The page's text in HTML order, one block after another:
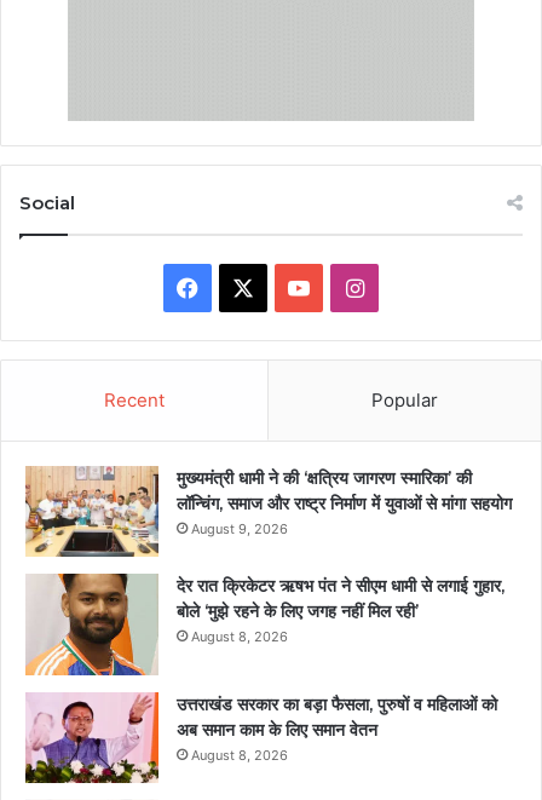
Social
Facebook YouTubeInstagram
Recent Popular
मुख्यमंत्री धामी ने की ‘क्षत्रिय जागरण स्मारिका’ की
लॉन्चिंग, समाज और राष्ट्र निर्माण में युवाओं से मांगा सहयोग
August 9, 2026
देर रात क्रिकेटर ऋषभ पंत ने सीएम धामी से लगाई गुहार,
बोले ‘मुझे रहने के लिए जगह नहीं मिल रही’
August 8, 2026
उत्तराखंड सरकार का बड़ा फैसला, पुरुषों व महिलाओं को
अब समान काम के लिए समान वेतन
August 8, 2026